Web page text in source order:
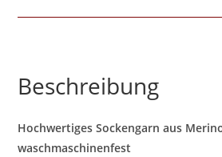
Beschreibung
Hochwertiges Sockengarn aus
waschmaschinenfest